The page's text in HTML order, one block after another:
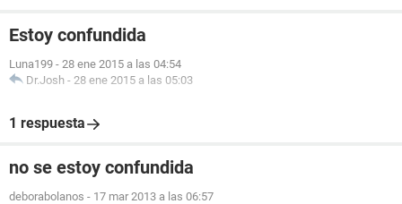
Estoy confundida
Luna199 - 28 ene 2015 a las 04:54
Dr.Josh - 28 ene 2015 a las 05:03
1 respuesta
no se estoy confundida
deborabolanos - 17 mar 2013 a las 06:57